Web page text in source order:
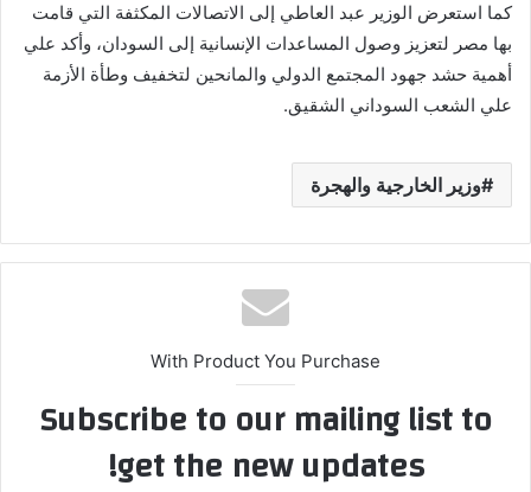
كما استعرض الوزير عبد العاطي إلى الاتصالات المكثفة التي قامت
بها مصر لتعزيز وصول المساعدات الإنسانية إلى السودان، وأكد علي
أهمية حشد جهود المجتمع الدولي والمانحين لتخفيف وطأة الأزمة
علي الشعب السوداني الشقيق.
وزير الخارجية والهجرة
With Product You Purchase
Subscribe to our mailing list to
get the new updates!